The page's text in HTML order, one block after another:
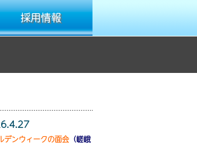
採用情報
デンウィークの面会 （嵯峨